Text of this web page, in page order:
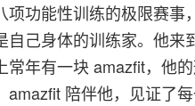
功能性训练的极限赛事
己身体的训练家。他来
年有一块 amazfit，他
陪伴他，见证了